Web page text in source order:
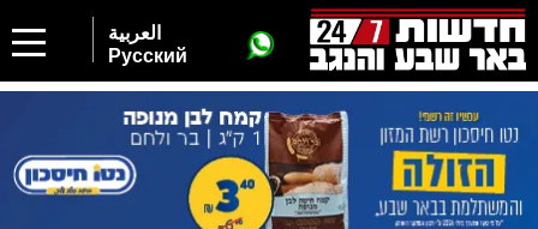
العربية
Русский